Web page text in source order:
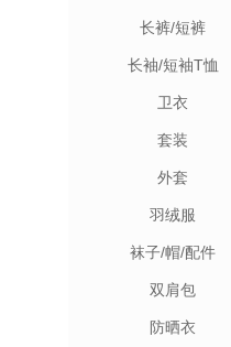
长裤/短裤
长袖/短袖T恤
卫衣
套装
外套
羽绒服
袜子/帽/配件
双肩包
防晒衣